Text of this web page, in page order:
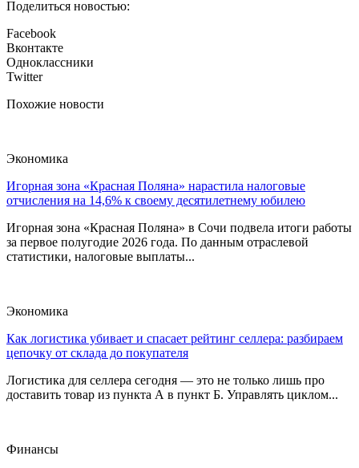
Поделиться новостью:
Facebook
Вконтакте
Одноклассники
Twitter
Похожие новости
Экономика
Игорная зона «Красная Поляна» нарастила налоговые
отчисления на 14,6% к своему десятилетнему юбилею
Игорная зона «Красная Поляна» в Сочи подвела итоги работы
за первое полугодие 2026 года. По данным отраслевой
статистики, налоговые выплаты...
Экономика
Как логистика убивает и спасает рейтинг селлера: разбираем
цепочку от склада до покупателя
Логистика для селлера сегодня — это не только лишь про
доставить товар из пункта А в пункт Б. Управлять циклом...
Финансы